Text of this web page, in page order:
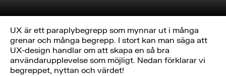
UX är ett paraplybegrepp som mynnar ut i många
grenar och många begrepp. I stort kan man säga att
UX-design handlar om att skapa en så bra
användarupplevelse som möjligt. Nedan förklarar vi
begreppet, nyttan och värdet!